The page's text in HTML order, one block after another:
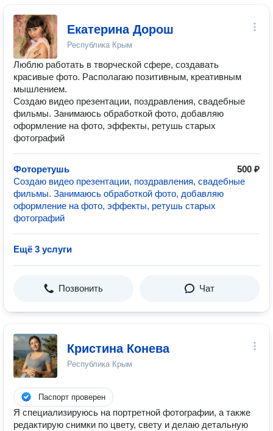
Екатерина Дорош
Республика Крым
Люблю работать в творческой сфере, создавать
красивые фото. Располагаю позитивным, креативным
мышлением.
Создаю видео презентации, поздравления, свадебные
фильмы. Занимаюсь обработкой фото, добавляю
оформление на фото, эффекты, ретушь старых
фотографий
Фоторетушь
500 ₽
Создаю видео презентации, поздравления, свадебные
фильмы. Занимаюсь обработкой фото, добавляю
оформление на фото, эффекты, ретушь старых
фотографий
Ещё 3 услуги
Позвонить Чат
Кристина Конева
Республика Крым
Паспорт проверен
Я специализируюсь на портретной фотографии, а также
редактирую снимки по цвету, свету и делаю детальную